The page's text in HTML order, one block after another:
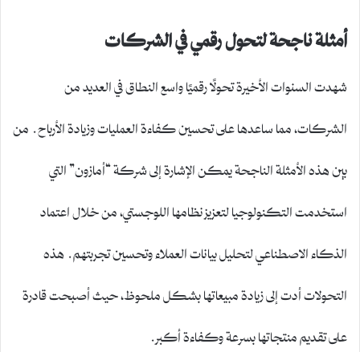
أمثلة ناجحة لتحول رقمي في الشركات
شهدت السنوات الأخيرة تحولًا رقميًا واسع النطاق في العديد من
الشركات، مما ساعدها على تحسين كفاءة العمليات وزيادة الأرباح. من
بين هذه الأمثلة الناجحة يمكن الإشارة إلى شركة “أمازون” التي
استخدمت التكنولوجيا لتعزيز نظامها اللوجستي، من خلال اعتماد
الذكاء الاصطناعي لتحليل بيانات العملاء وتحسين تجربتهم. هذه
التحولات أدت إلى زيادة مبيعاتها بشكل ملحوظ، حيث أصبحت قادرة
على تقديم منتجاتها بسرعة وكفاءة أكبر.